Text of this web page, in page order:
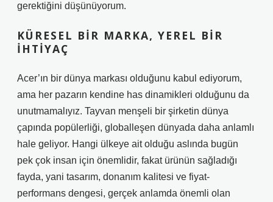
gerektiğini düşünüyorum.
KÜRESEL BIR MARKA, YEREL BIR
İHTIYAÇ
Acer’ın bir dünya markası olduğunu kabul ediyorum,
ama her pazarın kendine has dinamikleri olduğunu da
unutmamalıyız. Tayvan menşeli bir şirketin dünya
çapında popülerliği, globalleşen dünyada daha anlamlı
hale geliyor. Hangi ülkeye ait olduğu aslında bugün
pek çok insan için önemlidir, fakat ürünün sağladığı
fayda, yani tasarım, donanım kalitesi ve fiyat-
performans dengesi, gerçek anlamda önemli olan